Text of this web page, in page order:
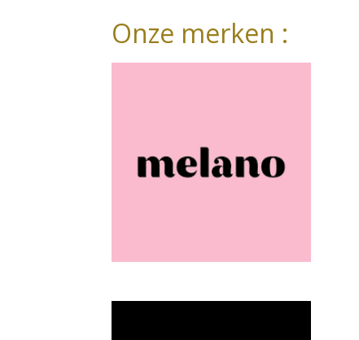
Onze merken :